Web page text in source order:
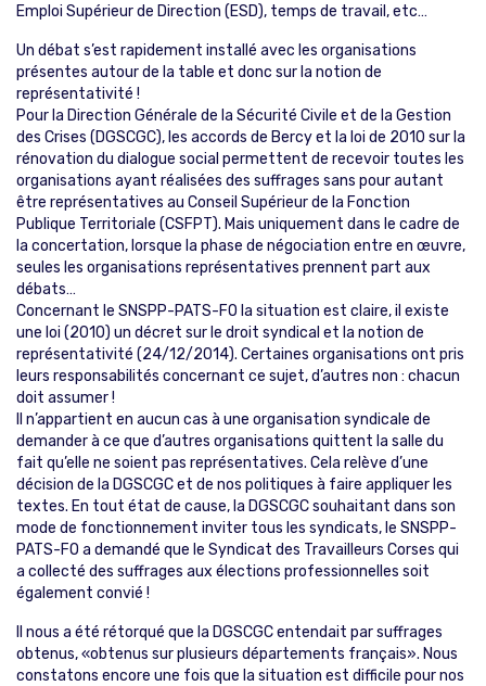
Emploi Supérieur de Direction (ESD), temps de travail, etc…
Un débat s’est rapidement installé avec les organisations
présentes autour de la table et donc sur la notion de
représentativité !
Pour la Direction Générale de la Sécurité Civile et de la Gestion
des Crises (DGSCGC), les accords de Bercy et la loi de 2010 sur la
rénovation du dialogue social permettent de recevoir toutes les
organisations ayant réalisées des suffrages sans pour autant
être représentatives au Conseil Supérieur de la Fonction
Publique Territoriale (CSFPT). Mais uniquement dans le cadre de
la concertation, lorsque la phase de négociation entre en œuvre,
seules les organisations représentatives prennent part aux
débats…
Concernant le SNSPP-PATS-FO la situation est claire, il existe
une loi (2010) un décret sur le droit syndical et la notion de
représentativité (24/12/2014). Certaines organisations ont pris
leurs responsabilités concernant ce sujet, d’autres non : chacun
doit assumer !
Il n’appartient en aucun cas à une organisation syndicale de
demander à ce que d’autres organisations quittent la salle du
fait qu’elle ne soient pas représentatives. Cela relève d’une
décision de la DGSCGC et de nos politiques à faire appliquer les
textes. En tout état de cause, la DGSCGC souhaitant dans son
mode de fonctionnement inviter tous les syndicats, le SNSPP-
PATS-FO a demandé que le Syndicat des Travailleurs Corses qui
a collecté des suffrages aux élections professionnelles soit
également convié !
Il nous a été rétorqué que la DGSCGC entendait par suffrages
obtenus, «obtenus sur plusieurs départements français». Nous
constatons encore une fois que la situation est difficile pour nos